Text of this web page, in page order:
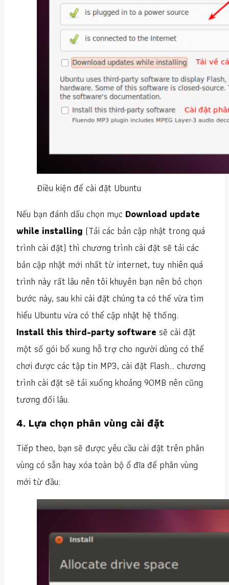
Điều kiện để cài đặt Ubuntu
Nếu bạn đánh dấu chọn mục Download update
while installing (Tải các bản cập nhật trong quá
trình cài đặt) thì chương trình cài đặt sẽ tải các
bản cập nhật mới nhất từ internet, tuy nhiên quá
trình này rất lâu nên tôi khuyên bạn nên bỏ chọn
bước này, sau khi cài đặt chúng ta có thể vừa tìm
hiểu Ubuntu vừa có thể cập nhật hệ thống.
Install this third-party software sẽ cài đặt
một số gói bổ xung hỗ trợ cho người dùng có thể
chơi được các tập tin MP3, cài đặt Flash… chương
trình cài đặt sẽ tải xuống khoảng 90MB nên cũng
tương đối lâu.
4. Lựa chọn phân vùng cài đặt
Tiếp theo, bạn sẽ được yêu cầu cài đặt trên phân
vùng có sẵn hay xóa toàn bộ ổ đĩa để phân vùng
mới từ đầu: